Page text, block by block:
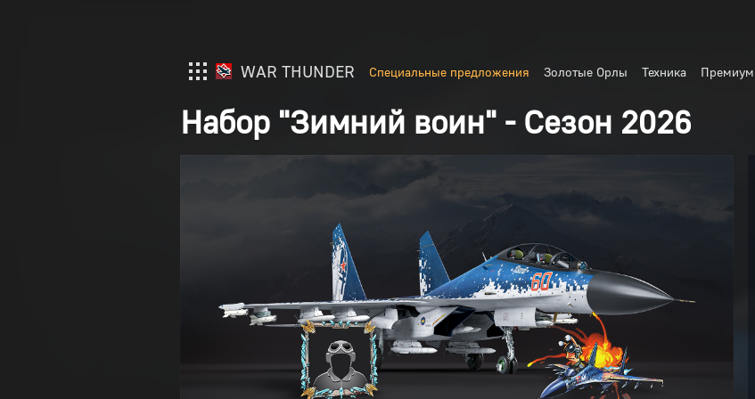
War Thunder
WAR THUNDER Специальные предложения Золотые Орлы Техника Премиум
Набор "Зимний воин" - Сезон 2026
Оформление
Чтобы купить этот товар,войдите